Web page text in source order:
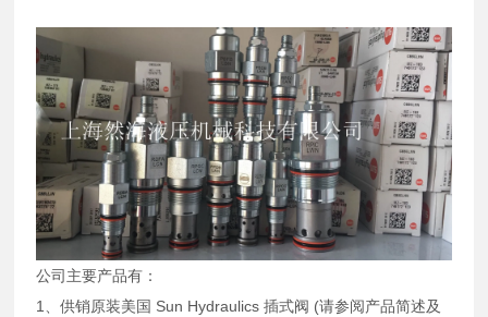
公司主要产品有：
1、供销原装美国 Sun Hydraulics 插式阀 (请参阅产品简述及